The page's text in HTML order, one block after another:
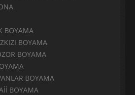
BOYAMA
BOYAMA
BOYAMA
BOYAMA
BOYAMA